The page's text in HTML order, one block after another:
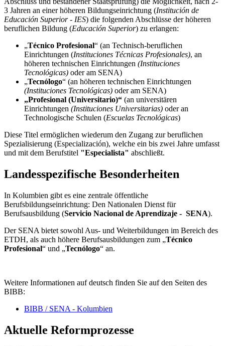
3 Jahren an einer höheren Bildungseinrichtung (Institución de
Educación Superior - IES) die folgenden Abschlüsse der höheren
beruflichen Bildung (Educación Superior) zu erlangen:
„Técnico Profesional“ (an Technisch-beruflichen
Einrichtungen (Instituciones Técnicas Profesionales), an
höheren technischen Einrichtungen (Instituciones
Tecnológicas) oder am SENA)
„Tecnólogo“ (an höheren technischen Einrichtungen
(Instituciones Tecnológicas) oder am SENA)
„Profesional (Universitario)“ (an universitären
Einrichtungen (Instituciones Universitarias) oder an
Technologische Schulen (Escuelas Tecnológicas)
Diese Titel ermöglichen wiederum den Zugang zur beruflichen
Spezialisierung (Especialización), welche ein bis zwei Jahre umfasst
und mit dem Berufstitel "Especialista" abschließt.
Landesspezifische Besonderheiten
In Kolumbien gibt es eine zentrale öffentliche
Berufsbildungseinrichtung: Den Nationalen Dienst für
Berufsausbildung (Servicio Nacional de Aprendizaje - SENA).
Der SENA bietet sowohl Aus- und Weiterbildungen im Bereich des
ETDH, als auch höhere Berufsausbildungen zum „Técnico
Profesional“ und „Tecnólogo“ an.
Weitere Informationen auf deutsch finden Sie auf den Seiten des
BIBB:
BIBB / SENA - Kolumbien
Aktuelle Reformprozesse